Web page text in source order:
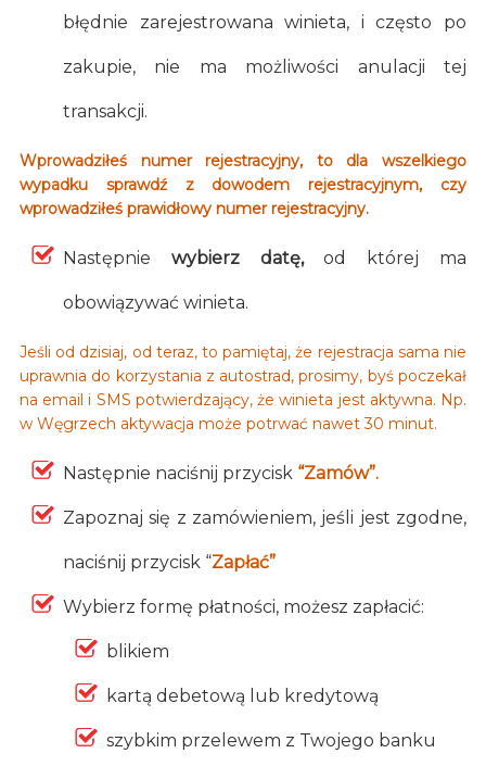
błędnie zarejestrowana winieta, i często po
zakupie, nie ma możliwości anulacji tej
transakcji.
Wprowadziłeś numer rejestracyjny, to dla wszelkiego
wypadku sprawdź z dowodem rejestracyjnym, czy
wprowadziłeś prawidłowy numer rejestracyjny.
Następnie wybierz datę,od której ma
obowiązywać winieta.
Jeśli od dzisiaj, od teraz, to pamiętaj, że rejestracja sama nie
uprawnia do korzystania z autostrad, prosimy, byś poczekał
na email i SMS potwierdzający, że winieta jest aktywna. Np.
w Węgrzech aktywacja może potrwać nawet 30 minut.
Następnie naciśnij przycisk “Zamów”.
Zapoznaj się z zamówieniem, jeśli jest zgodne,
naciśnij przycisk “Zapłać”
Wybierz formę płatności, możesz zapłacić:
blikiem
kartą debetową lub kredytową
szybkim przelewem z Twojego banku